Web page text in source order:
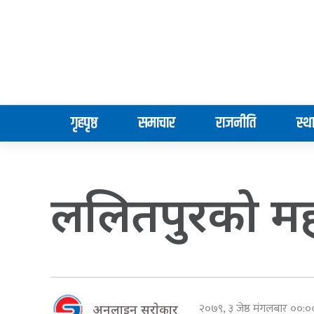
गृहपृष्ठ समाचार राजनीति
ललितपुरको
अनलाइन सराेकार २०७९, ३ जेष्ठ मंगलबार